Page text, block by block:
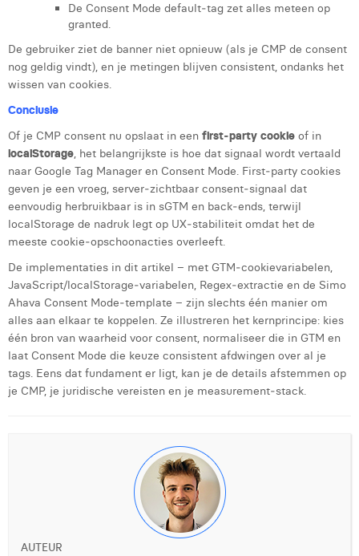
De Consent Mode default‑tag zet alles meteen op
granted.
De gebruiker ziet de banner niet opnieuw (als je CMP de consent
nog geldig vindt), en je metingen blijven consistent, ondanks het
wissen van cookies.
Conclusie
Of je CMP consent nu opslaat in een first‑party cookie of in
localStorage, het belangrijkste is hoe dat signaal wordt vertaald
naar Google Tag Manager en Consent Mode. First‑party cookies
geven je een vroeg, server‑zichtbaar consent‑signaal dat
eenvoudig herbruikbaar is in sGTM en back‑ends, terwijl
localStorage de nadruk legt op UX‑stabiliteit omdat het de
meeste cookie‑opschoonacties overleeft.
De implementaties in dit artikel – met GTM‑cookievariabelen,
JavaScript/localStorage‑variabelen, Regex‑extractie en de Simo
Ahava Consent Mode‑template – zijn slechts één manier om
alles aan elkaar te koppelen. Ze illustreren het kernprincipe: kies
één bron van waarheid voor consent, normaliseer die in GTM en
laat Consent Mode die keuze consistent afdwingen over al je
tags. Eens dat fundament er ligt, kan je de details afstemmen op
je CMP, je juridische vereisten en je measurement‑stack.
AUTEUR